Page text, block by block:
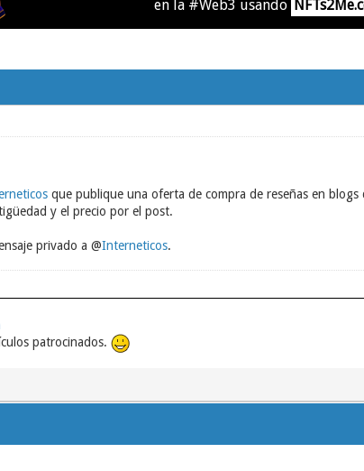
en la #Web3 usando
que publique una oferta de compra de reseñas en blogs
y el precio por el post.
privado a @Interneticos.
patrocinados.